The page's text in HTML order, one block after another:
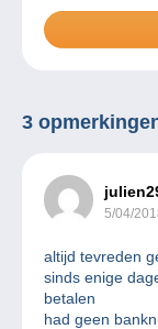
3
5/04/
altijd tevreden
sinds enige
betalen
had geen